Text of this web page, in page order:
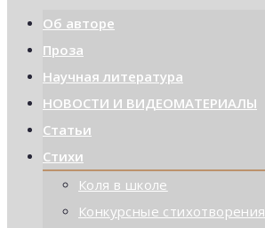
Об авторе
Проза
Научная литература
НОВОСТИ И ВИДЕОМАТЕРИАЛЫ
Статьи
Стихи
Коля в школе
Конкурсные стихотворения